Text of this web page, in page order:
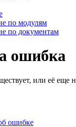
по модулям
по документам
ошибка
или её еще
ошибке